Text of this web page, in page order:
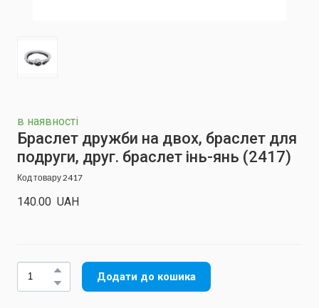
в наявності
Браслет дружби на двох, браслет для
подруги, друг. браслет інь-янь (2417)
Код товару 2417
140.00  UAH
Додати до кошика